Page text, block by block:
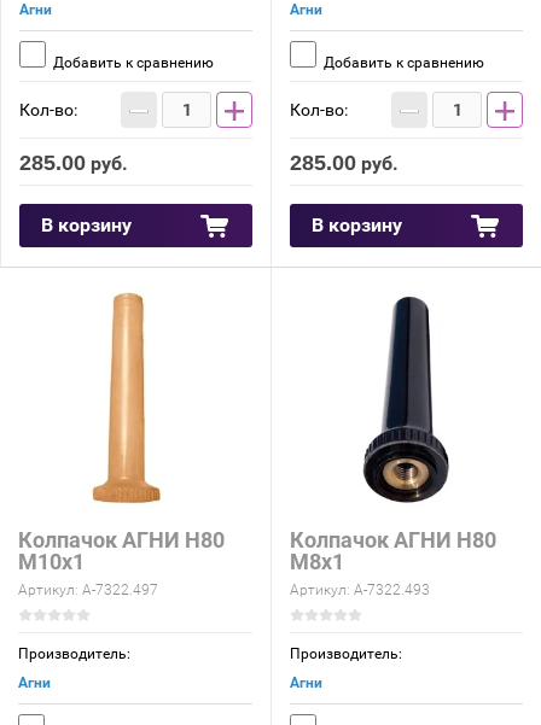
Агни
Добавить к сравнению
Кол-во: − +
285.00 руб.
В корзину
Агни
Добавить к сравнению
Кол-во: − +
285.00 руб.
В корзину
Колпачок АГНИ Н80
М10х1
Артикул: А-7322.497
Производитель:
Агни
Колпачок АГНИ Н80
М8х1
Артикул: А-7322.493
Производитель:
Агни